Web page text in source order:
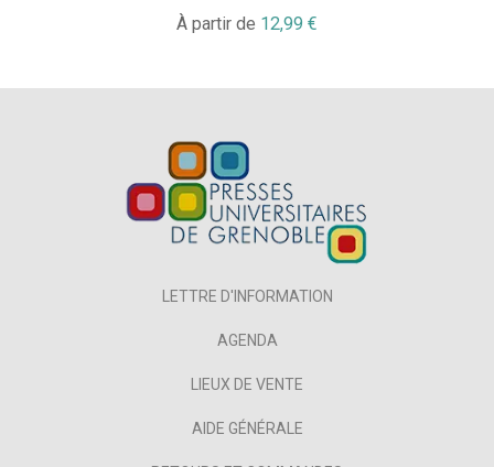
À partir de 12,99 €
LETTRE D'INFORMATION
AGENDA
LIEUX DE VENTE
AIDE GÉNÉRALE